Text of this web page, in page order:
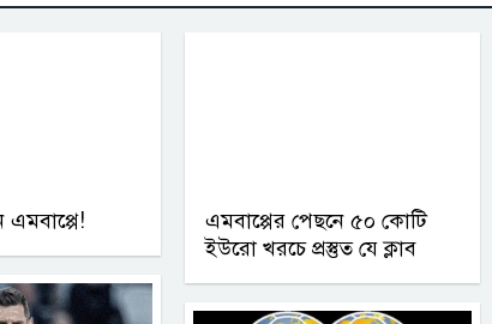
এমবাপ্পে!
এমবাপ্পের পেছনে ৫০ কোটি
ইউরো খরচে প্রস্তুত যে ক্লাব